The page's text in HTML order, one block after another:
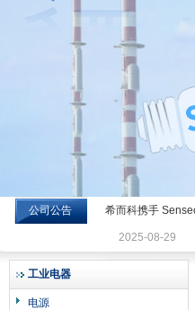
希而科工业控制设备有限公司
公司公告 希而科携手
2025-08-29
工业电器
电源